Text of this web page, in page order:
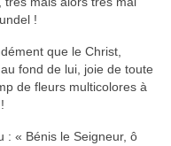
!
que le Christ,
fond de lui, joie de toute
de fleurs multicolores à
: « Bénis le Seigneur, ô